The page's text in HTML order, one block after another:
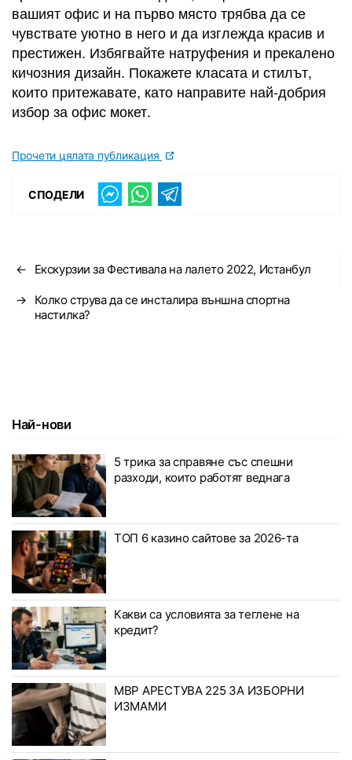
вашият офис и на първо място трябва да се
чувствате уютно в него и да изглежда красив и
престижен. Избягвайте натруфения и прекалено
кичозния дизайн. Покажете класата и стилът,
които притежавате, като направите най-добрия
избор за офис мокет.
Прочети цялата публикация
СПОДЕЛИ
← Екскурзии за Фестивала на лалето 2022, Истанбул
→
Колко струва да се инсталира външна спортна
настилка?
Най-нови
5 трика за справяне със спешни
разходи, които работят веднага
ТОП 6 казино сайтове за 2026-та
Какви са условията за теглене на
кредит?
МВР АРЕСТУВА 225 ЗА ИЗБОРНИ
ИЗМАМИ